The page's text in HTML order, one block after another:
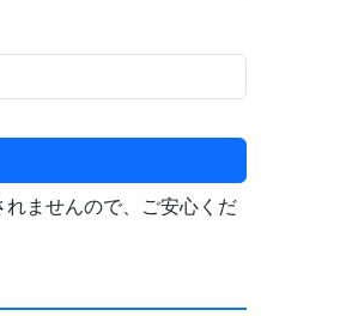
ませんので、ご安心くだ